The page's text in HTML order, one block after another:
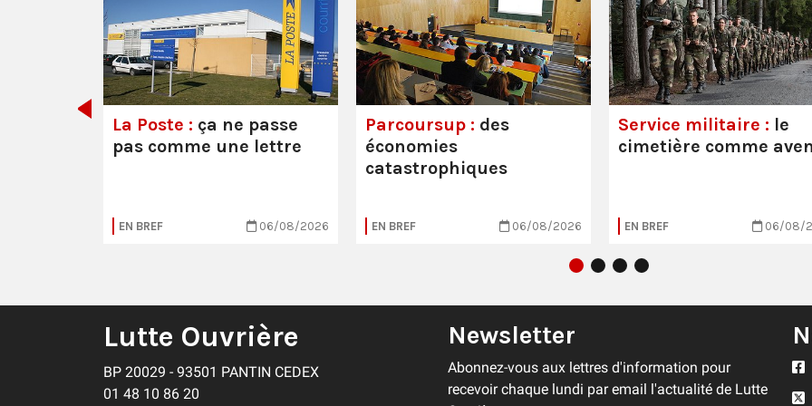
La Poste : ça ne passe
pas comme une lettre
EN BREF 06/08/2026
Parcoursup : des
économies
catastrophiques
EN BREF 06/08/2026
Service militaire : le
cimetière comme
EN BREF 06/08/
Lutte Ouvrière
BP 20029 - 93501 PANTIN CEDEX
01 48 10 86 20
Newsletter
Abonnez-vous aux lettres d'information pour
recevoir chaque lundi par email l'actualité de Lutte